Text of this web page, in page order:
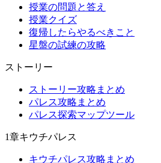
授業の問題と答え
授業クイズ
復帰したらやるべきこと
星盤の試練の攻略
ストーリー
ストーリー攻略まとめ
パレス攻略まとめ
パレス探索マップツール
1章キウチパレス
キウチパレス攻略まとめ